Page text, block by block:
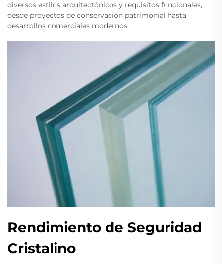
diversos estilos arquitectónicos y requisitos funcionales,
desde proyectos de conservación patrimonial hasta
desarrollos comerciales modernos.
Rendimiento de Seguridad
Cristalino